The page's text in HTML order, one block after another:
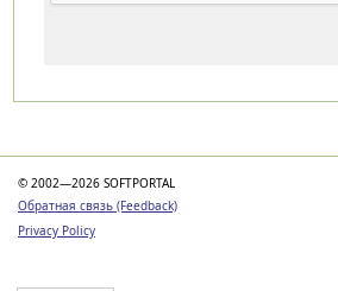
© 2002—2026 SOFTPORTAL
Обратная связь (Feedback)
Privacy Policy